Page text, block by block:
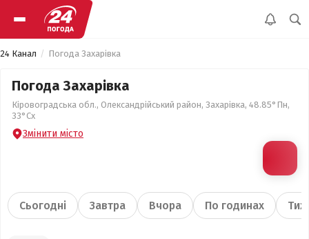
24 Канал Погода Захарівка
Погода Захарівка
Кіровоградська обл., Олександрійський район, Захарівка, 48.85°Пн,
33°Сх
Змінити місто
Сьогодні Завтра Вчора По годинах